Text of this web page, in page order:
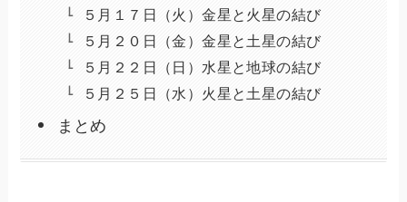
５月１７日（火）金星と火星の結び
５月２０日（金）金星と土星の結び
５月２２日（日）水星と地球の結び
５月２５日（水）火星と土星の結び
まとめ